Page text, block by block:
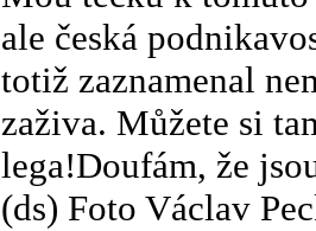
ale česká
totiž zaznamenal
zaživa. Můžete si
lega!Doufám, že
(ds) Foto Václav